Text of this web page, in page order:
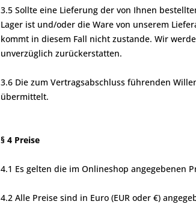
3.5 Sollte eine Lieferung der von Ihnen
Lager ist und/oder die Ware von unserem
kommt in diesem Fall nicht zustande. Wir
unverzüglich zurückerstatten.
3.6 Die zum Vertragsabschluss führenden
übermittelt.
§ 4 Preise
4.1 Es gelten die im Onlineshop angegebenen
4.2 Alle Preise sind in Euro (EUR oder €)